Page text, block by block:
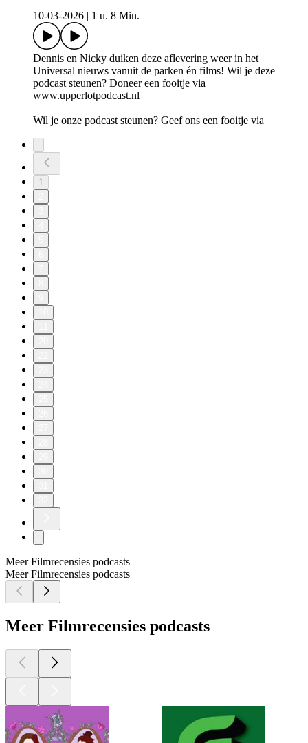
10-03-2026
1 u. 8 Min.
Dennis en Nicky duiken deze aflevering weer in het
Universal nieuws vanuit de parken én films! Wil je deze
podcast steunen? Doneer een fooitje via
www.upperlotpodcast.nl
Wil je onze podcast steunen? Geef ons een fooitje via
1
Meer Filmrecensies podcasts
Meer Filmrecensies podcasts
Meer Filmrecensies podcasts